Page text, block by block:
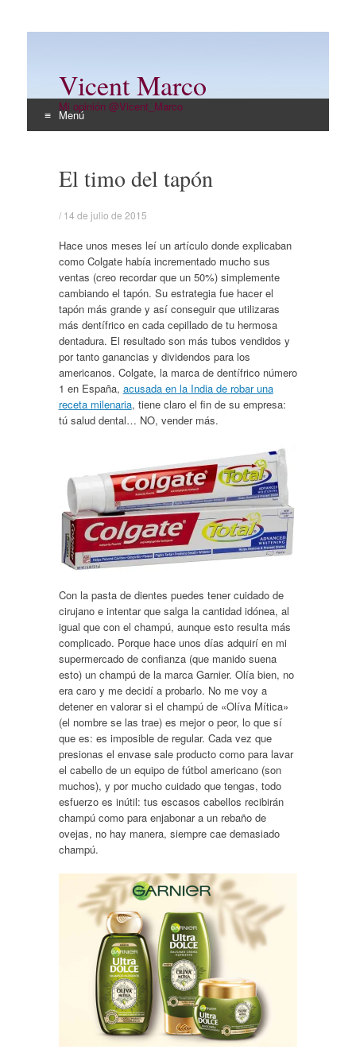
Vicent Marco
Mi opinión @Vicent_Marco
Menú
contenidoEl timo del tapón
/ 14 de julio de 2015
Hace unos meses leí un artículo donde explicaban
como Colgate había incrementado mucho sus
ventas (creo recordar que un 50%) simplemente
cambiando el tapón. Su estrategia fue hacer el
tapón más grande y así conseguir que utilizaras
más dentífrico en cada cepillado de tu hermosa
dentadura. El resultado son más tubos vendidos y
por tanto ganancias y dividendos para los
americanos. Colgate, la marca de dentífrico número
1 en España, acusada en la India de robar una
receta milenaria, tiene claro el fin de su empresa:
tú salud dental… NO, vender más.
Con la pasta de dientes puedes tener cuidado de
cirujano e intentar que salga la cantidad idónea, al
igual que con el champú, aunque esto resulta más
complicado. Porque hace unos días adquirí en mi
supermercado de confianza (que manido suena
esto) un champú de la marca Garnier. Olía bien, no
era caro y me decidí a probarlo. No me voy a
detener en valorar si el champú de «Olíva Mítica»
(el nombre se las trae) es mejor o peor, lo que sí
que es: es imposible de regular. Cada vez que
presionas el envase sale producto como para lavar
el cabello de un equipo de fútbol americano (son
muchos), y por mucho cuidado que tengas, todo
esfuerzo es inútil: tus escasos cabellos recibirán
champú como para enjabonar a un rebaño de
ovejas, no hay manera, siempre cae demasiado
champú.